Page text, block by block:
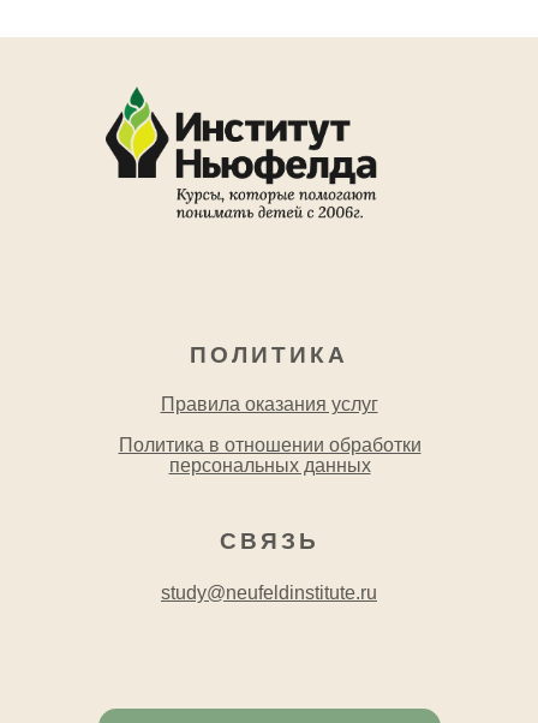
СВЯЗЬ
study@neufeldinstitute.ru
ПОЛИТИКА
Правила оказания услуг
Политика в отношении обработки
персональных данных